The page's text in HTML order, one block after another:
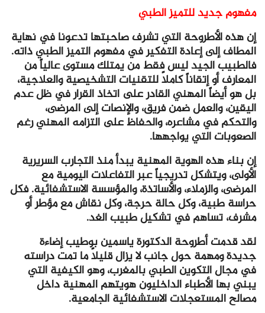
مفهوم جديد للتميز الطبي
إن هذه الأطروحة التي تشرف صاحبتها تدعونا في نهاية
المطاف إلى إعادة التفكير في مفهوم التميز الطبي ذاته.
فالطبيب الجيد ليس فقط من يمتلك مستوى عالياً من
المعارف أو إتقاناً كاملاً للتقنيات التشخيصية والعلاجية،
بل هو أيضاً المهني القادر على اتخاذ القرار في ظل عدم
اليقين، والعمل ضمن فريق، والإنصات إلى المرضى،
والتحكم في مشاعره، والحفاظ على التزامه المهني رغم
الصعوبات التي يواجهها.
إن بناء هذه الهوية المهنية يبدأ منذ التجارب السريرية
الأولى، ويتشكل تدريجياً عبر التفاعلات اليومية مع
المرضى، والزملاء، والأساتذة، والمؤسسة الاستشفائية. فكل
حراسة طبية، وكل حالة حرجة، وكل نقاش مع مؤطر أو
مشرف، تساهم في تشكيل طبيب الغد.
لقد قدمت أطروحة الدكتورة ياسمين بوطيب إضاءة
جديدة ومهمة حول جانب لا يزال قليلاً ما تمت دراسته
في مجال التكوين الطبي بالمغرب، وهو الكيفية التي
يبني بها الأطباء الداخليون هويتهم المهنية داخل
مصالح المستعجلات الاستشفائية الجامعية.